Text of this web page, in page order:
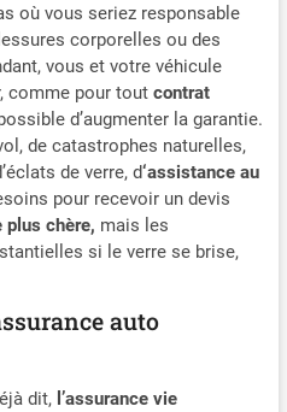
où vous seriez responsable
corporelles ou des
vous et votre véhicule
comme pour tout contrat
d’augmenter la garantie.
de catastrophes naturelles,
de verre, d‘assistance au
pour recevoir un devis
plus chère, mais les
si le verre se brise,
auto
dit, l’assurance vie